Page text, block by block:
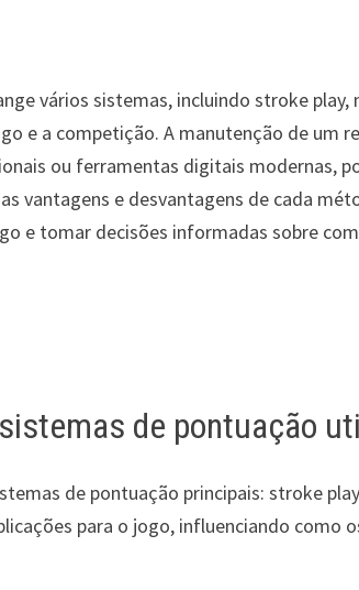
vários sistemas, incluindo stroke
e a competição. A manutenção de um
ou ferramentas digitais modernas,
vantagens e desvantagens de cada
e tomar decisões informadas sobre
de pontuação
de pontuação principais: stroke
para o jogo, influenciando como